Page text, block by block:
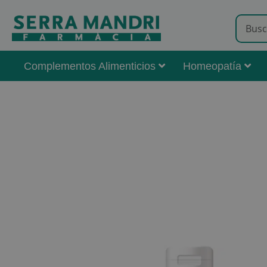
Complementos Alimenticios Homeopatía